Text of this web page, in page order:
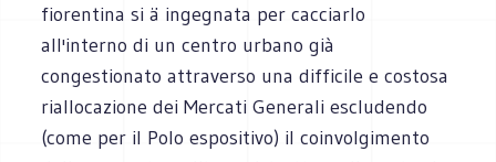
fiorentina si ä ingegnata per cacciarlo
all'interno di un centro urbano già
congestionato attraverso una difficile e costosa
riallocazione dei Mercati Generali escludendo
(come per il Polo espositivo) il coinvolgimento